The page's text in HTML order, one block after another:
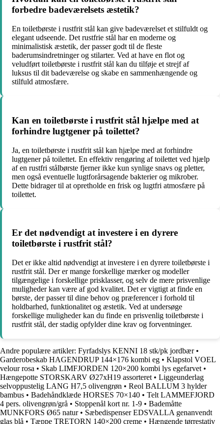
forbedre badeværelsets æstetik?
En toiletbørste i rustfrit stål kan give badeværelset et stilfuldt og
elegant udseende. Det rustfrie stål har en moderne og
minimalistisk æstetik, der passer godt til de fleste
baderumsindretninger og stilarter. Ved at have en flot og
veludført toiletbørste i rustfrit stål kan du tilføje et strejf af
luksus til dit badeværelse og skabe en sammenhængende og
stilfuld atmosfære.
Kan en toiletbørste i rustfrit stål hjælpe med at
forhindre lugtgener på toilettet?
Ja, en toiletbørste i rustfrit stål kan hjælpe med at forhindre
lugtgener på toilettet. En effektiv rengøring af toilettet ved hjælp
af en rustfri stålbørste fjerner ikke kun synlige snavs og pletter,
men også eventuelle lugtforårsagende bakterier og mikrober.
Dette bidrager til at opretholde en frisk og lugtfri atmosfære på
toilettet.
Er det nødvendigt at investere i en dyrere
toiletbørste i rustfrit stål?
Det er ikke altid nødvendigt at investere i en dyrere toiletbørste i
rustfrit stål. Der er mange forskellige mærker og modeller
tilgængelige i forskellige prisklasser, og selv de mere prisvenlige
muligheder kan være af god kvalitet. Det er vigtigt at finde en
børste, der passer til dine behov og præferencer i forhold til
holdbarhed, funktionalitet og æstetik. Ved at undersøge
forskellige muligheder kan du finde en prisvenlig toiletbørste i
rustfrit stål, der stadig opfylder dine krav og forventninger.
Andre populære artikler: Fyrfadslys KENNI 18 stk/pk jordbær•
Garderobeskab HAGENDRUP 144×176 kombi eg • Klapstol VOEL
velour rosa • Skab LIMFJORDEN 120×200 kombi lys egefarvet •
Hængepotte STORSKARV Ø27xH19 assorteret • Liggeunderlag
selvoppustelig LANG H7,5 olivengrøn • Reol BALLUM 3 hylder
bambus • Badehåndklæde HORSES 70×140 • Telt LAMMEFJORD
4 pers. olivengrøn/grå • Stoppenål kort nr. 1-9 • Bademåtte
MUNKFORS Ø65 natur• Sæbedispenser EDSVALLA genanvendt
glas blå • Tæppe TRETORN 140×200 creme • Hængende tørrestativ